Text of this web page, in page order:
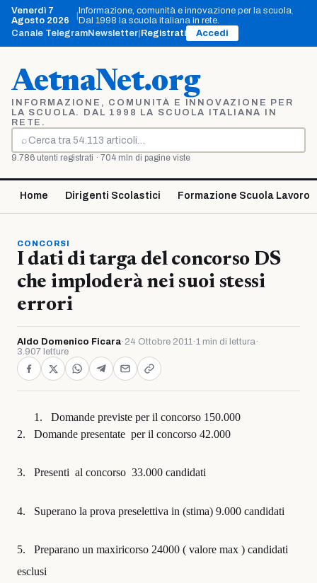
Vai
contenuto
Venerdì 7
Agosto 2026
Informazione, comunità e innovazione per la scuola.
Dal 1998 la scuola italiana in rete.
Canale TelegramNewsletter Registrati Accedi
AetnaNet.org
INFORMAZIONE, COMUNITÀ E INNOVAZIONE PER
LA SCUOLA. DAL 1998 LA SCUOLA ITALIANA IN
RETE.
⌕
Cerca
9.786 utenti registrati · 704 mln di pagine viste
Home Dirigenti Scolastici Formazione Scuola Lavoro
CONCORSI
I dati di targa del concorso DS
che imploderà nei suoi stessi
errori
Aldo Domenico Ficara· 24 Ottobre 2011·1 min di lettura·
3.907 letture
1.
Domande previste per il concorso 150.000
2.
Domande presentate per il concorso 42.000
3. Presenti al concorso 33.000 candidati
4. Superano la prova preselettiva in (stima) 9.000 candidati
5.
Preparano un maxiricorso 24000 ( valore max ) candidati
esclusi